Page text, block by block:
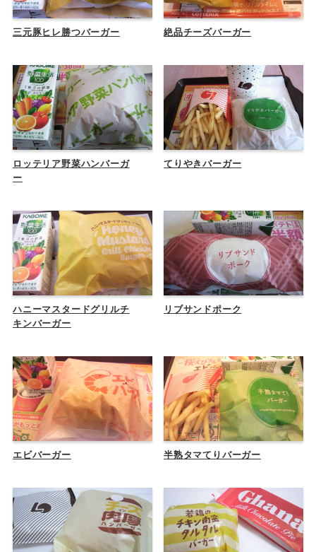
三元豚ヒレ勝つバーガー 絶品チーズバーガー
ロッテリア野菜ハンバーガ
ー
てりやきバーガー
ハニーマスタードグリルチ
キンバーガー
リブサンドポーク
エビバーガー 半熟タマてりバーガー